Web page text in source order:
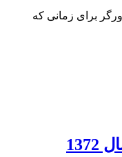
برای زمانی که